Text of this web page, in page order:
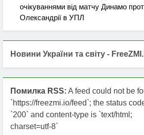
очікуваннями від матчу Динамо
Олександрії в УПЛ
Новини України та світу -
Помилка RSS: A feed could not be
`https://freezmi.io/feed`; the status
`200` and content-type is `text/html;
charset=utf-8`